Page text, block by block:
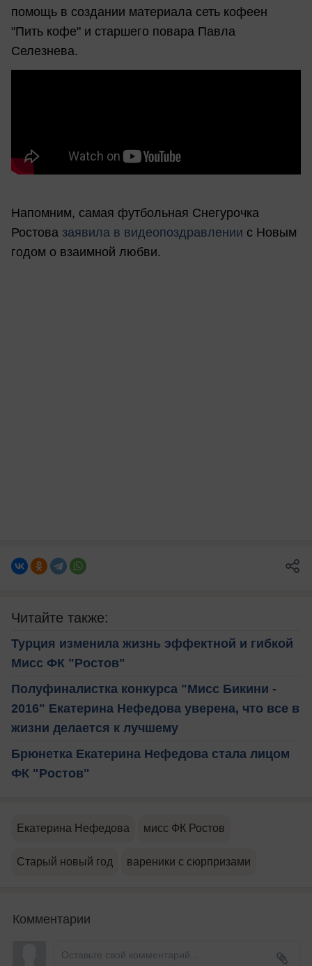
помощь в создании материала сеть кофеен
"Пить кофе" и старшего повара Павла
Селезнева.
Напомним, самая футбольная Снегурочка
Ростова заявила в видеопоздравлении с Новым
годом о взаимной любви.
Читайте также:
Турция изменила жизнь эффектной и гибкой
Мисс ФК "Ростов"
Полуфиналистка конкурса "Мисс Бикини -
2016" Екатерина Нефедова уверена, что все в
жизни делается к лучшему
Брюнетка Екатерина Нефедова стала лицом
ФК "Ростов"
Екатерина Нефедова мисс ФК Ростов
Старый новый год вареники с сюрпризами
Комментарии